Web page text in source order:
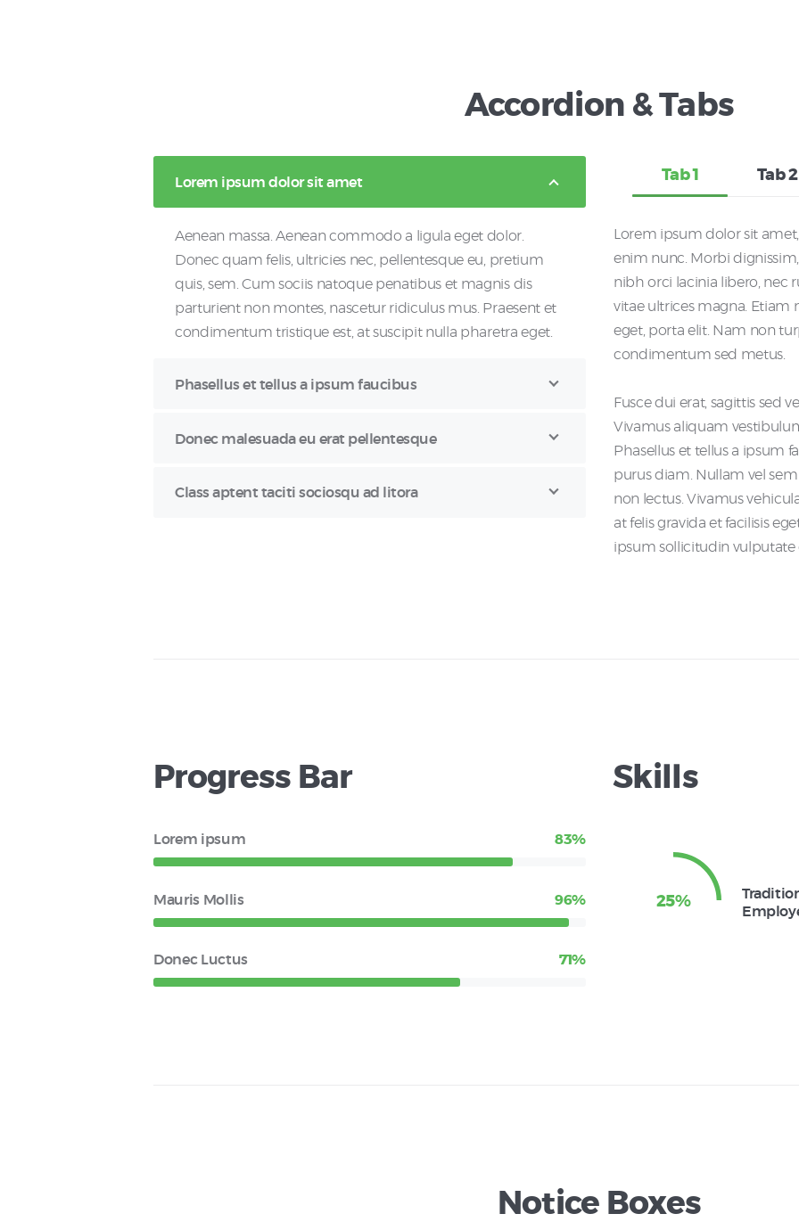
Accordion & Tabs
Lorem ipsum dolor sit amet
Aenean massa. Aenean commodo a ligula eget dolor.
Donec quam felis, ultricies nec, pellentesque eu, pretium
quis, sem. Cum sociis natoque penatibus et magnis dis
parturient non montes, nascetur ridiculus mus. Praesent et
condimentum tristique est, at suscipit nulla pharetra eget.
Phasellus et tellus a ipsum faucibus
Donec malesuada eu erat pellentesque
Class aptent taciti sociosqu ad litora
Tab 1 Tab 2
Lorem ipsum dolor sit
enim nunc. Morbi
nibh orci lacinia libero, nec
vitae ultrices magna.
eget, porta elit. Nam non
condimentum sed metus.
Fusce dui erat, sagittis sed
Vivamus aliquam
Phasellus et tellus a ipsum
purus diam. Nullam vel
non lectus. Vivamus
at felis gravida et facilisis
ipsum sollicitudin vulputate
Progress Bar
Lorem ipsum 83%
Mauris Mollis 96%
Donec Luctus 71%
Skills
25%
Notice Boxes